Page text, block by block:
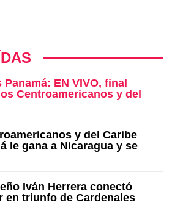
Panamá: EN VIVO, final
Centroamericanos y del
y del Caribe
le gana a Nicaragua y se
Iván Herrera conectó
en triunfo de Cardenales